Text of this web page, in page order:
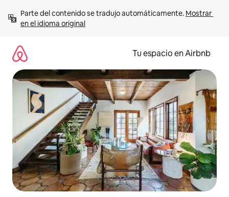
contenido
Parte del contenido se tradujo automáticamente. Mostrar
en el idioma original
Tu espacio en Airbnb